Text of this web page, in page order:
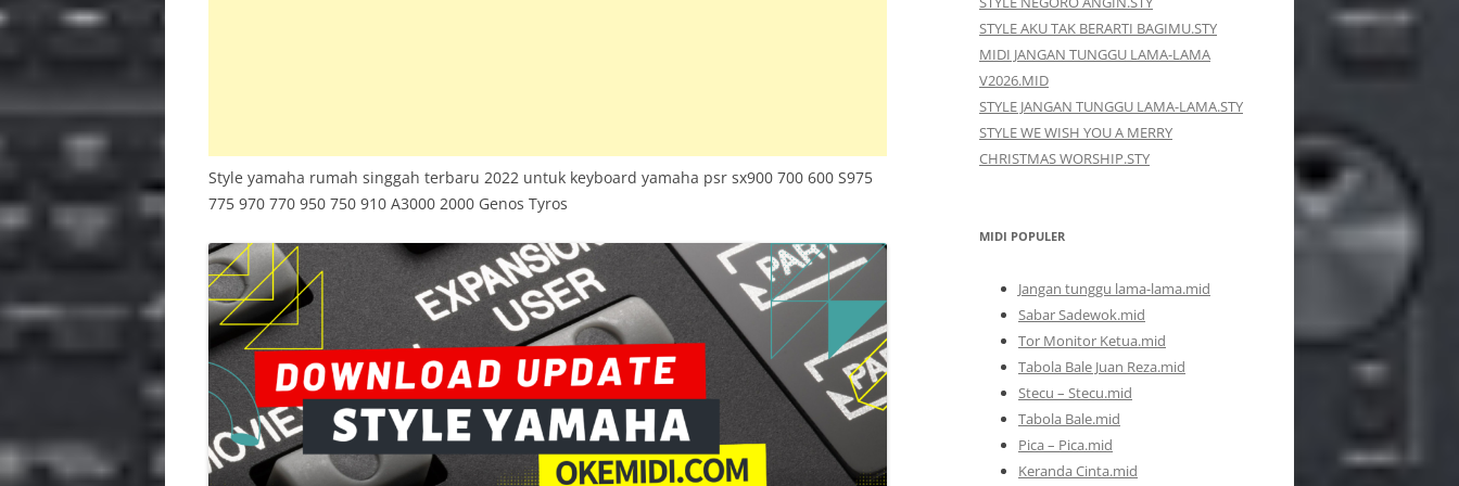
Style yamaha rumah singgah terbaru 2022 untuk keyboard yamaha psr sx900 700 600 S975
775 970 770 950 750 910 A3000 2000 Genos Tyros
STYLE AKU TAK BERARTI BAGIMU.STY
MIDI JANGAN TUNGGU LAMA-LAMA
V2026.MID
STYLE JANGAN TUNGGU LAMA-LAMA.STY
STYLE WE WISH YOU A MERRY
CHRISTMAS WORSHIP.STY
MIDI POPULER
Jangan tunggu lama-lama.mid
Sabar Sadewok.mid
Tor Monitor Ketua.mid
Tabola Bale Juan Reza.mid
Stecu – Stecu.mid
Tabola Bale.mid
Pica – Pica.mid
Keranda Cinta.mid